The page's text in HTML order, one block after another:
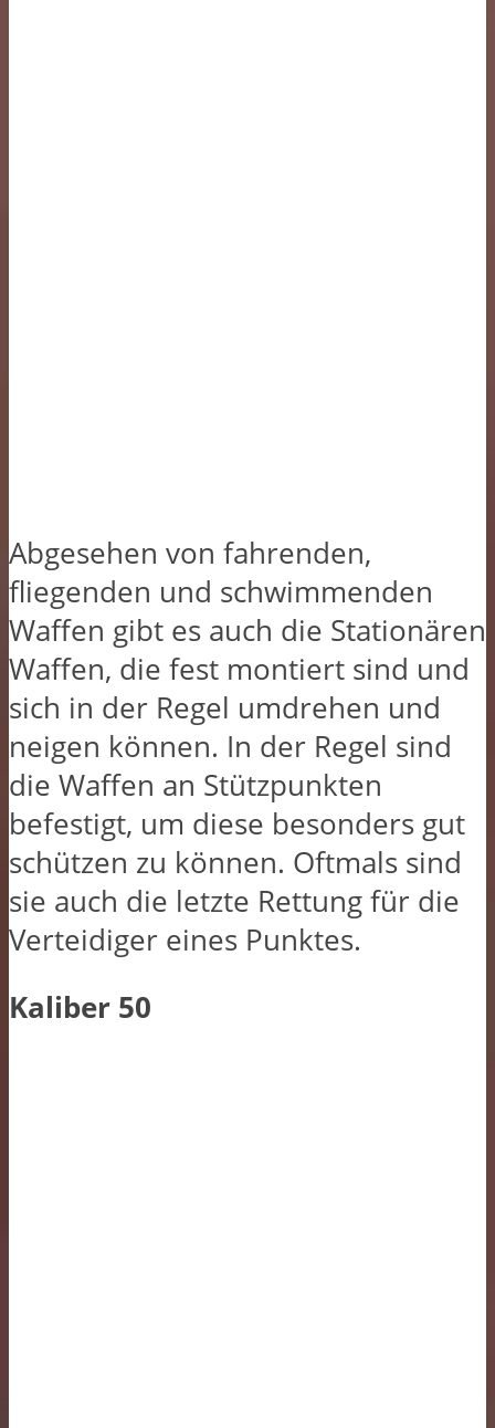
Abgesehen von fahrenden,
fliegenden und schwimmenden
Waffen gibt es auch die Stationären
Waffen, die fest montiert sind und
sich in der Regel umdrehen und
neigen können. In der Regel sind
die Waffen an Stützpunkten
befestigt, um diese besonders gut
schützen zu können. Oftmals sind
sie auch die letzte Rettung für die
Verteidiger eines Punktes.
Kaliber 50